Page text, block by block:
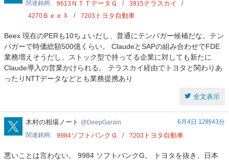
関連銘柄
9613 ＮＴＴデータＧ 3915テラスカイ
4270 ＢｅｅＸ 7203 トヨタ自動車
Beex 現在のPERも10ちょいだし、普通にテンバガー候補だな。テン
バガーで時価総額500億くらい。 ClaudeとSAPの組み合わせでFDE
業務増えそうだし、ストック型で持ってる企業に対しても新たに
Claude導入の営業かけられる。 テラスカイ経由でトヨタと関わりあ
ったりNTTデータなどとも業務提携あり
全文表示
DeepGarain
木村の相場ノート DeepGarain
6月4日 12時43分
関連銘柄
9984ソフトバンクＧ 7203 トヨタ自動車
悪いことは言わない。 9984 ソフトバンクG。 トヨタを抜き、日本